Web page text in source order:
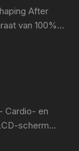
After
van 100%
Surgery,
Cardio- en
scherm